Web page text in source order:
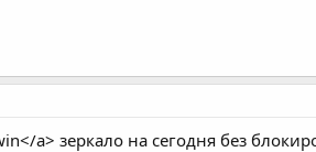
a> зеркало на сегодня без